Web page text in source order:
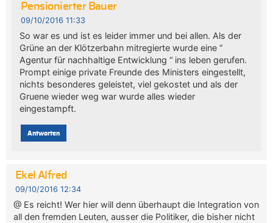
Pensionierter Bauer
09/10/2016 11:33
So war es und ist es leider immer und bei allen. Als der
Grüne an der Klötzerbahn mitregierte wurde eine “
Agentur für nachhaltige Entwicklung “ ins leben gerufen.
Prompt einige private Freunde des Ministers eingestellt,
nichts besonderes geleistet, viel gekostet und als der
Gruene wieder weg war wurde alles wieder
eingestampft.
Antworten
Ekel Alfred
09/10/2016 12:34
@ Es reicht! Wer hier will denn überhaupt die Integration von
all den fremden Leuten, ausser die Politiker, die bisher nicht